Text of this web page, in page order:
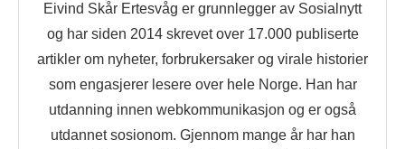
Eivind Skår Ertesvåg er grunnlegger av Sosialnytt
og har siden 2014 skrevet over 17.000 publiserte
artikler om nyheter, forbrukersaker og virale historier
som engasjerer lesere over hele Norge. Han har
utdanning innen webkommunikasjon og er også
utdannet sosionom. Gjennom mange år har han